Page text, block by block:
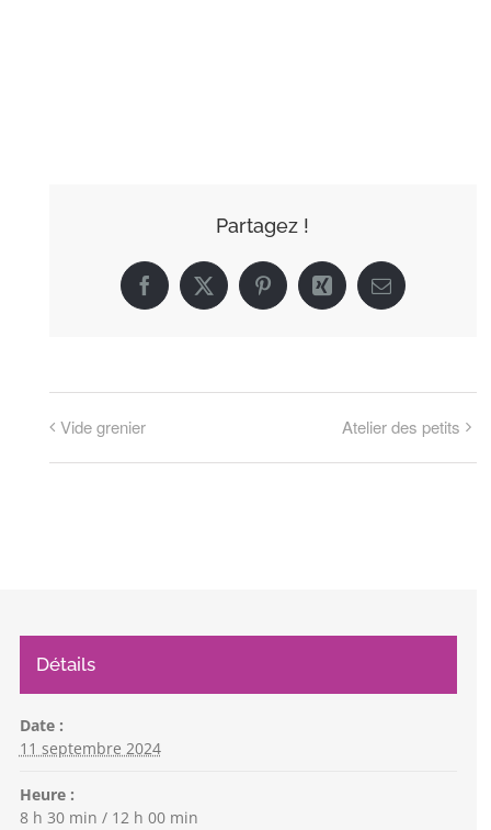
Partagez !
Facebook
X PinterestXing Email
Vide grenier Atelier des petits
Détails
Date :
11 septembre 2024
Heure :
8 h 30 min / 12 h 00 min